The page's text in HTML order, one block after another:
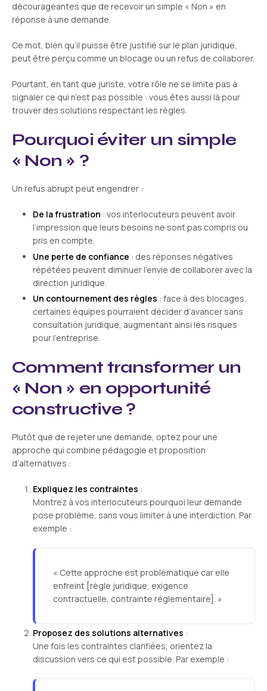
décourageantes que de recevoir un simple « Non » en
réponse à une demande.
Ce mot, bien qu’il puisse être justifié sur le plan juridique,
peut être perçu comme un blocage ou un refus de collaborer.
Pourtant, en tant que juriste, votre rôle ne se limite pas à
signaler ce qui n’est pas possible : vous êtes aussi là pour
trouver des solutions respectant les règles.
Pourquoi éviter un simple
« Non » ?
Un refus abrupt peut engendrer :
De la frustration : vos interlocuteurs peuvent avoir
l’impression que leurs besoins ne sont pas compris ou
pris en compte.
Une perte de confiance : des réponses négatives
répétées peuvent diminuer l’envie de collaborer avec la
direction juridique.
Un contournement des règles : face à des blocages,
certaines équipes pourraient décider d’avancer sans
consultation juridique, augmentant ainsi les risques
pour l’entreprise.
Comment transformer un
« Non » en opportunité
constructive ?
Plutôt que de rejeter une demande, optez pour une
approche qui combine pédagogie et proposition
d’alternatives :
Expliquez les contraintes :
Montrez à vos interlocuteurs pourquoi leur demande
pose problème, sans vous limiter à une interdiction. Par
exemple :
« Cette approche est problématique car elle
enfreint [règle juridique, exigence
contractuelle, contrainte réglementaire]. »
Proposez des solutions alternatives :
Une fois les contraintes clarifiées, orientez la
discussion vers ce qui est possible. Par exemple :